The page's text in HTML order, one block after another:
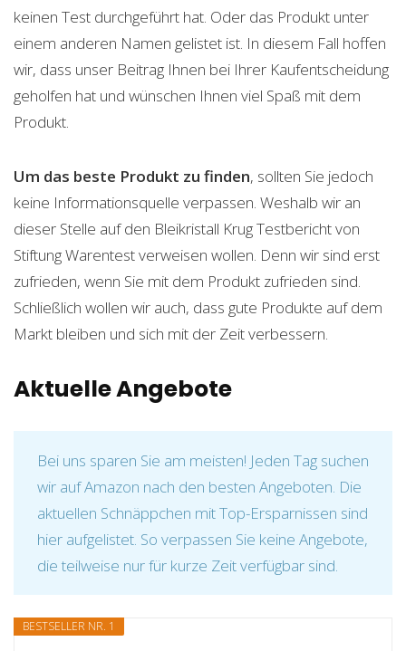
keinen Test durchgeführt hat. Oder das Produkt unter
einem anderen Namen gelistet ist. In diesem Fall hoffen
wir, dass unser Beitrag Ihnen bei Ihrer Kaufentscheidung
geholfen hat und wünschen Ihnen viel Spaß mit dem
Produkt.
Um das beste Produkt zu finden, sollten Sie jedoch
keine Informationsquelle verpassen. Weshalb wir an
dieser Stelle auf den Bleikristall Krug Testbericht von
Stiftung Warentest verweisen wollen. Denn wir sind erst
zufrieden, wenn Sie mit dem Produkt zufrieden sind.
Schließlich wollen wir auch, dass gute Produkte auf dem
Markt bleiben und sich mit der Zeit verbessern.
Aktuelle Angebote
Bei uns sparen Sie am meisten! Jeden Tag suchen
wir auf Amazon nach den besten Angeboten. Die
aktuellen Schnäppchen mit Top-Ersparnissen sind
hier aufgelistet. So verpassen Sie keine Angebote,
die teilweise nur für kurze Zeit verfügbar sind.
BESTSELLER NR. 1